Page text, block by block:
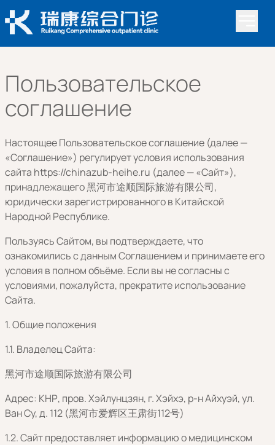
Пользовательское
соглашение
Настоящее Пользовательское соглашение (далее —
«Соглашение») регулирует условия использования
сайта https://chinazub-heihe.ru (далее — «Сайт»),
принадлежащего 黑河市途顺国际旅游有限公司,
юридически зарегистрированного в Китайской
Народной Республике.
Пользуясь Сайтом, вы подтверждаете, что
ознакомились с данным Соглашением и принимаете его
условия в полном объёме. Если вы не согласны с
условиями, пожалуйста, прекратите использование
Сайта.
1. Общие положения
1.1. Владелец Сайта:
黑河市途顺国际旅游有限公司
Адрес: КНР, пров. Хэйлунцзян, г. Хэйхэ, р-н Айхуэй, ул.
Ван Су, д. 112 (黑河市爱辉区王肃街112号)
1.2. Сайт предоставляет информацию о медицинском